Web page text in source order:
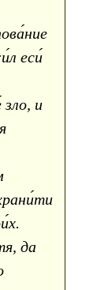
еси́
и
да